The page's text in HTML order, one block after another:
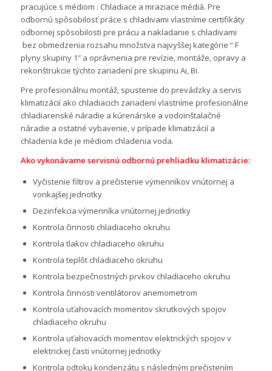
pracujúce s médiom : Chladiace a mraziace médiá. Pre
odbornú spôsobilosť práce s chladivami vlastníme certifikáty
odbornej spôsobilosti pre prácu a nakladanie s chladivami
bez obmedzenia rozsahu množstva najvyššej kategórie “ F
plyny skupiny 1″ a oprávnenia pre revízie, montáže, opravy a
rekonštrukcie týchto zariadení pre skupinu Ai, Bi.
Pre profesionálnu montáž, spustenie do prevádzky a servis
klimatizácií ako chladiacich zariadení vlastníme profesionálne
chladiarenské náradie a kúrenárske a vodoinštalačné
náradie a ostatné vybavenie, v prípade klimatizácií a
chladenia kde je médiom chladenia voda.
Ako vykonávame servisnú odbornú prehliadku klimatizácie:
Vyčistenie filtrov a prečistenie výmenníkov vnútornej a
vonkajšej jednotky
Dezinfekcia výmenníka vnútornej jednotky
Kontrola činnosti chladiaceho okruhu
Kontrola tlakov chladiaceho okruhu
Kontrola teplôt chladiaceho okruhu
Kontrola bezpečnostných prvkov chladiaceho okruhu
Kontrola činnosti ventilátorov anemometrom
Kontrola uťahovacích momentov skrutkových spojov
chladiaceho okruhu
Kontrola uťahovacích momentov elektrických spojov v
elektrickej časti vnútornej jednotky
Kontrola odtoku kondenzátu s následným prečistením